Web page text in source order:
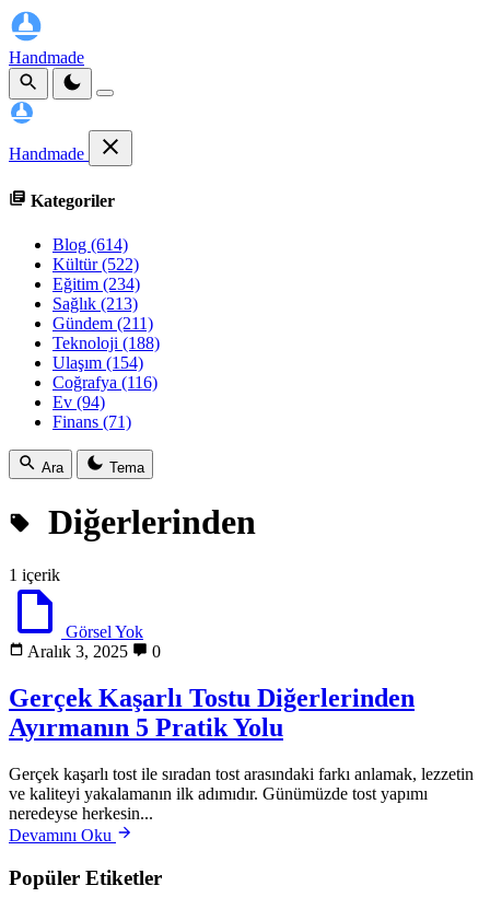
Handmade
Handmade
Kategoriler
Blog (614)
Kültür(522)
Eğitim (234)
Sağlık (213)
Gündem (211)
Teknoloji (188)
Ulaşım (154)
Coğrafya (116)
Ev (94)
Finans (71)
Ara Tema
Diğerlerinden
1 içerik
Görsel Yok
Aralık 3, 2025
0
Gerçek Kaşarlı Tostu Diğerlerinden
Ayırmanın 5 Pratik Yolu
Gerçek kaşarlı tost ile sıradan tost arasındaki farkı anlamak, lezzetin
ve kaliteyi yakalamanın ilk adımıdır. Günümüzde tost yapımı
neredeyse herkesin...
Devamını Oku
Popüler Etiketler